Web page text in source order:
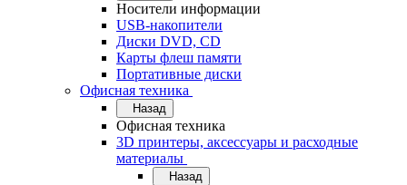
Носители информации
USB-накопители
Диски DVD, CD
Карты флеш памяти
Портативные диски
Офисная техника
Назад
Офисная техника
3D принтеры, аксессуары и расходные
материалы
Назад